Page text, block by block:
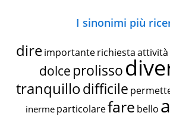
I sinonimi più
dire importante richiestaattività
dolce prolisso
tranquillodifficile
inerme particolarefare bello